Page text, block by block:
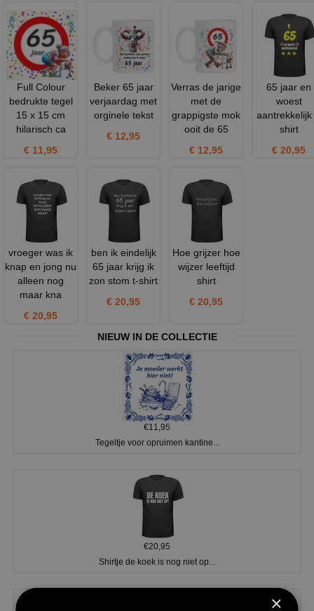
Full Colour
bedrukte tegel
15 x 15 cm
hilarisch ca
€ 11,95
Beker 65 jaar
verjaardag met
orginele tekst
€ 12,95
Verras de jarige
met de
grappigste mok
ooit de 65
€ 12,95
65 jaar en
woest
aantrekkelijk
shirt
€ 20,95
vroeger was ik
knap en jong nu
alleen nog
maar kna
€ 20,95
ben ik eindelijk
65 jaar krijg ik
zon stom t-shirt
€ 20,95
Hoe grijzer hoe
wijzer leeftijd
shirt
€ 20,95
NIEUW IN DE COLLECTIE
€11,95
Tegeltje voor opruimen kantine...
€20,95
Shirtje de koek is nog niet op...
×